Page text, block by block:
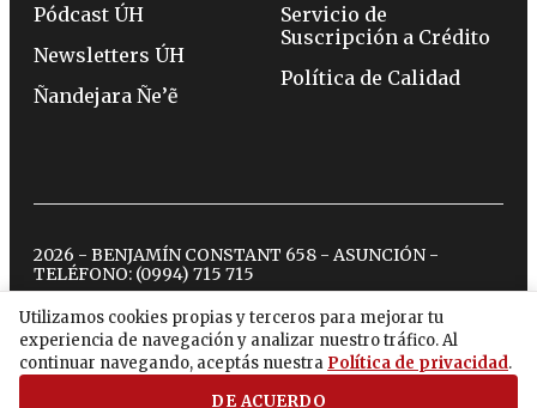
Utilizamos cookies propias y terceros para mejorar tu
experiencia de navegación y analizar nuestro tráfico. Al
continuar navegando, aceptás nuestra Política de privacidad.
DE ACUERDO
Pódcast ÚH
Newsletters ÚH
Ñandejara Ñe’ẽ
Servicio de
Suscripción a Crédito
Política de Calidad
2026 - BENJAMÍN CONSTANT 658 - ASUNCIÓN -
TELÉFONO: (0994) 715 715
twitterinstagram
facebook
tiktokyoutubespotify